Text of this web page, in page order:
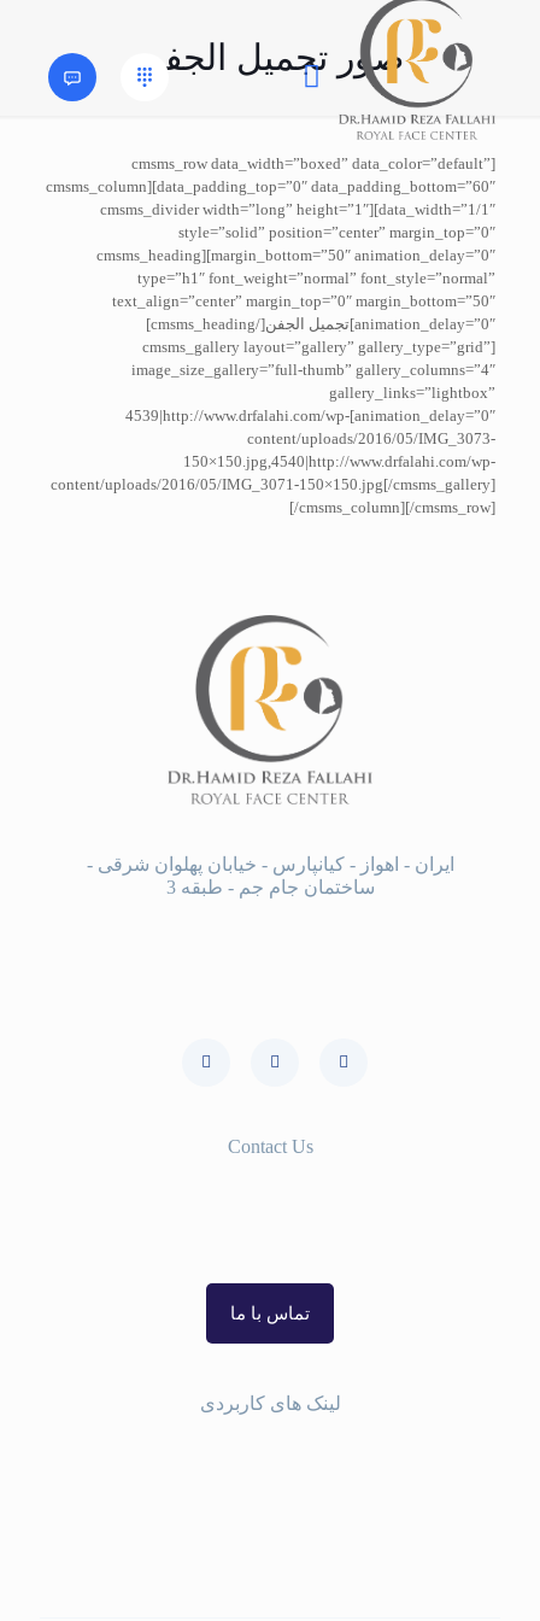
صور تجميل الجفن
[cmsms_row data_width=”boxed” data_color=”default”
data_padding_top=”0″ data_padding_bottom=”60″][cmsms_column
data_width=”1/1″][cmsms_divider width=”long” height=”1″
style=”solid” position=”center” margin_top=”0″
margin_bottom=”50″ animation_delay=”0″][cmsms_heading
type=”h1″ font_weight=”normal” font_style=”normal”
text_align=”center” margin_top=”0″ margin_bottom=”50″
animation_delay=”0″]تجميل الجفن[/cmsms_heading]
[cmsms_gallery layout=”gallery” gallery_type=”grid”
image_size_gallery=”full-thumb” gallery_columns=”4″
gallery_links=”lightbox”
animation_delay=”0″]4539|http://www.drfalahi.com/wp-
content/uploads/2016/05/IMG_3073-
150×150.jpg,4540|http://www.drfalahi.com/wp-
content/uploads/2016/05/IMG_3071-150×150.jpg[/cmsms_gallery]
[/cmsms_column][/cmsms_row]
ایران - اهواز - کیانپارس - خیابان پهلوان شرقی -
ساختمان جام جم - طبقه 3
Contact Us
تماس با ما
لینک های کاربردی